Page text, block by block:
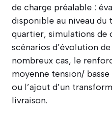
de charge préalable :
disponible au niveau du
quartier, simulations de
scénarios d’évolution
nombreux cas, le
moyenne tension/
ou l’ajout d’un
livraison.